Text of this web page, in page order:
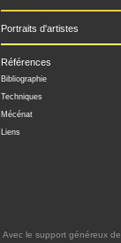
Portraits d'artistes
Références
Bibliographie
Techniques
Mécénat
Liens
Avec le support généreux de